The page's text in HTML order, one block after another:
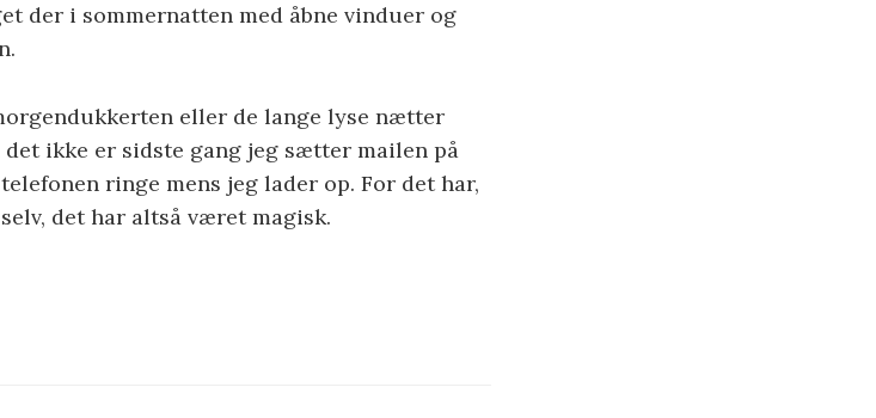
der i sommernatten med åbne vinduer og
eller de lange lyse nætter
det ikke er sidste gang jeg sætter mailen på
ringe mens jeg lader op. For det har,
det har altså været magisk.